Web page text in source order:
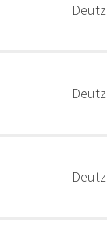
Deutz
Deutz
Deutz